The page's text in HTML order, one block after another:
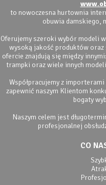
to nowoczesna hurtownia
obuwia damskiego,
Oferujemy szeroki wybór modeli
wysoką jakość produktów oraz
ofercie znajdują się między
trampki oraz wiele innych
Współpracujemy z
zapewnić naszym Klientom
bogaty
Naszym celem jest
profesjonalnej
CO